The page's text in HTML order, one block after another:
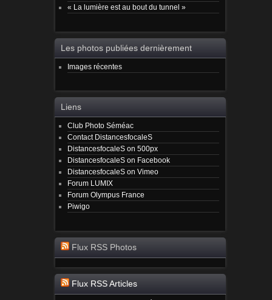
« La lumière est au bout du tunnel »
Les photos publiées dernièrement
Images récentes
Liens
Club Photo Séméac
Contact DistancesfocaleS
DistancesfocaleS on 500px
DistancesfocaleS on Facebook
DistancesfocaleS on Vimeo
Forum LUMIX
Forum Olympus France
Piwigo
Flux RSS Photos
Flux RSS Articles